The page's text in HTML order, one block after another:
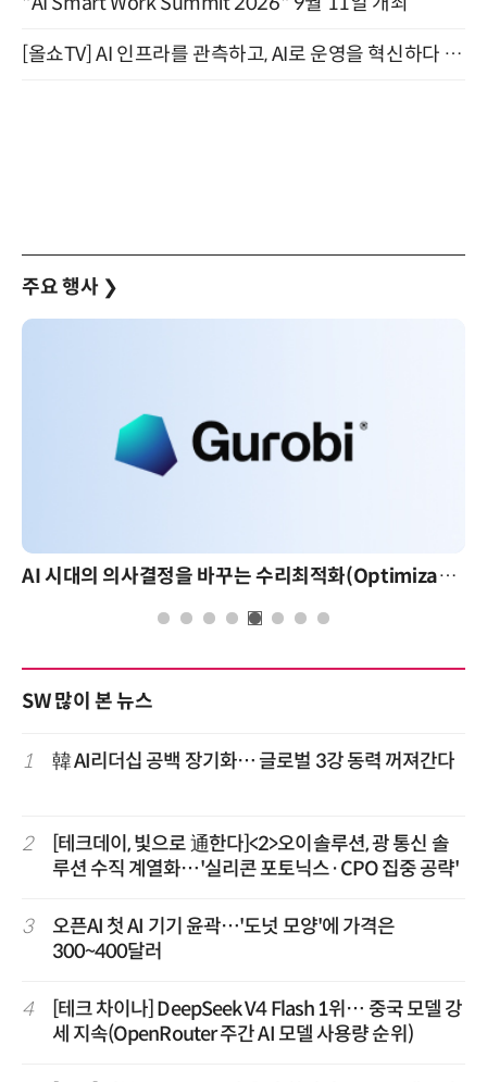
[올쇼TV] AI 인프라를 관측하고, AI로 운영을 혁신하다 (8월 11일 생방송)
주요 행사 ❯
AI 시대의 의사결정을 바꾸는 수리최적화(Optimization): 실제 산업 적용 사례와 활용 전략
SW 많이 본 뉴스
1 韓 AI리더십 공백 장기화… 글로벌 3강 동력 꺼져간다
2
[테크데이, 빛으로 通한다]<2>오이솔루션, 광 통신 솔
루션 수직 계열화…'실리콘 포토닉스·CPO 집중 공략'
3
오픈AI 첫 AI 기기 윤곽…'도넛 모양'에 가격은
300~400달러
4
[테크 차이나] DeepSeek V4 Flash 1위… 중국 모델 강
세 지속(OpenRouter 주간 AI 모델 사용량 순위)